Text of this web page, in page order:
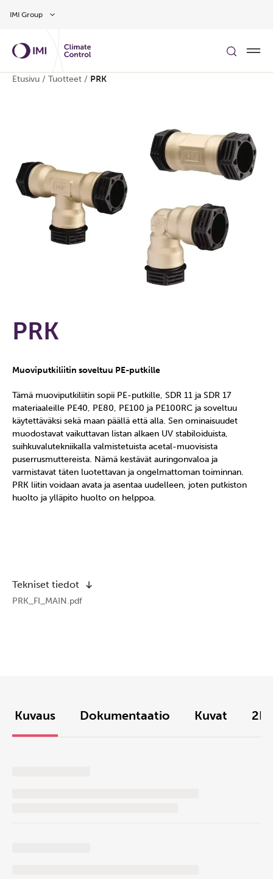
IMI Group
Etusivu / Tuotteet / PRK
PRK
Muoviputkiliitin soveltuu PE-putkille
Tämä muoviputkiliitin sopii PE-putkille, SDR 11 ja SDR 17
materiaaleille PE40, PE80, PE100 ja PE100RC ja soveltuu
käytettäväksi sekä maan päällä että alla. Sen ominaisuudet
muodostavat vaikuttavan listan alkaen UV stabiloiduista,
suihkuvalutekniikalla valmistetuista acetal-muovisista
puserrusmuttereista. Nämä kestävät auringonvaloa ja
varmistavat täten luotettavan ja ongelmattoman toiminnan.
PRK liitin voidaan avata ja asentaa uudelleen, joten putkiston
huolto ja ylläpito huolto on helppoa.
Tekniset tiedot
PRK_FI_MAIN.pdf
Kuvaus Dokumentaatio Kuvat